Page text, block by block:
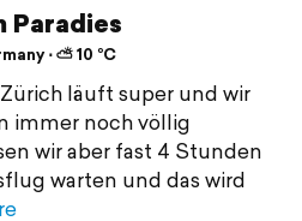
Paradies
⋅ ⛅ 10 °C
läuft super und wir
immer noch völlig
wir aber fast 4 Stunden
warten und das wird